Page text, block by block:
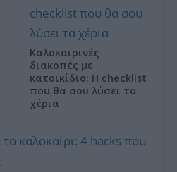
Καλοκαιρινές
διακοπές με
κατοικίδιο: Η checklist
που θα σου λύσει τα
χέρια